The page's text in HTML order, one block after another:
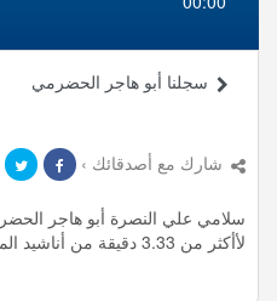
سجلنا أبو هاجر الحضرمي
شارك مع أصدقائك ›
لأأكثر من 3.33 دقيقة من أناشيد المميزة مجانا.